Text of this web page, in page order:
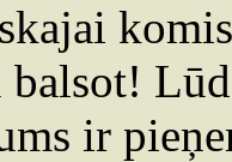
ir